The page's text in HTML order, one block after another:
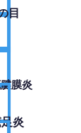
目
膜炎
炎